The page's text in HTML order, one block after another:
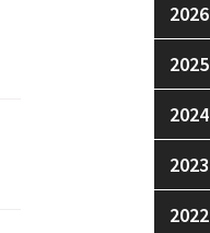
2026
2025
2024
2023
2022